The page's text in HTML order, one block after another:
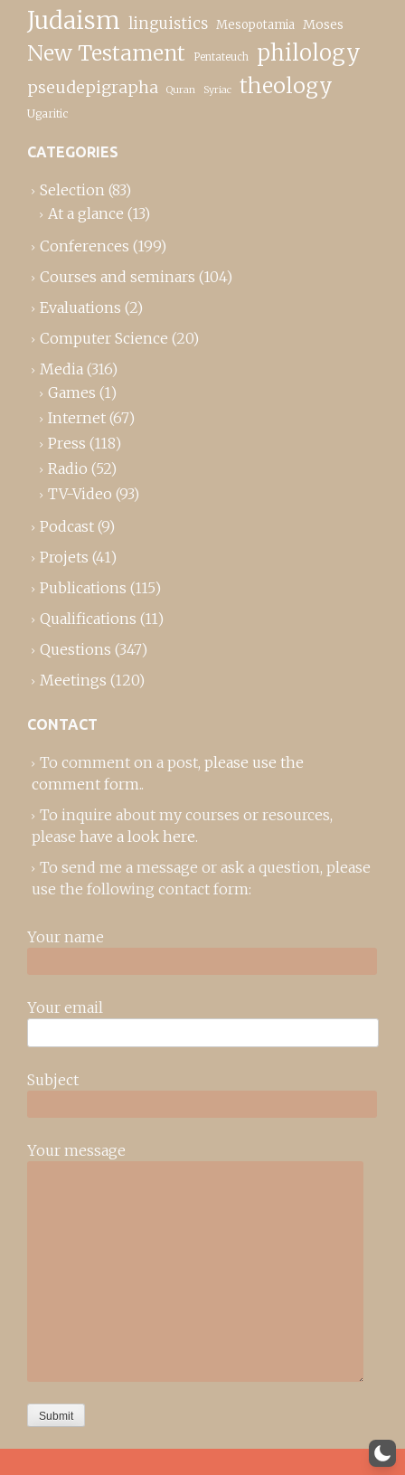
Judaism linguistics Mesopotamia Moses
New Testament Pentateuch philology
pseudepigrapha Quran Syriac theology
Ugaritic
CATEGORIES
Selection (83)
At a glance (13)
Conferences (199)
Courses and seminars (104)
Evaluations (2)
Computer Science (20)
Media (316)
Games (1)
Internet (67)
Press (118)
Radio (52)
TV-Video (93)
Podcast (9)
Projets (41)
Publications (115)
Qualifications (11)
Questions (347)
Meetings (120)
CONTACT
To comment on a post, please use the
comment form..
To inquire about my courses or resources,
please have a look here.
To send me a message or ask a question, please
use the following contact form:
Your name
Your email
Subject
Your message